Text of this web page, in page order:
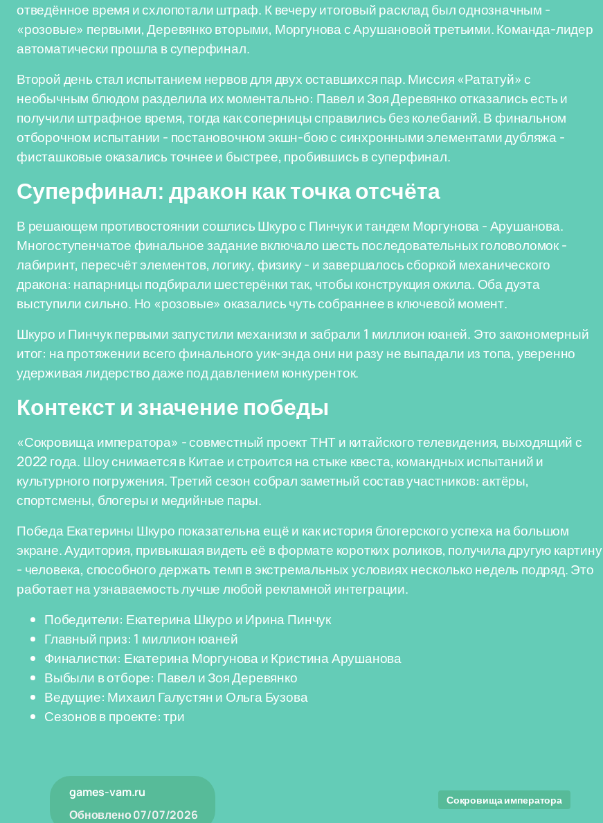
отведённое время и схлопотали штраф. К вечеру итоговый расклад был однозначным -
«розовые» первыми, Деревянко вторыми, Моргунова с Арушановой третьими. Команда-лидер
автоматически прошла в суперфинал.
Второй день стал испытанием нервов для двух оставшихся пар. Миссия «Рататуй» с
необычным блюдом разделила их моментально: Павел и Зоя Деревянко отказались есть и
получили штрафное время, тогда как соперницы справились без колебаний. В финальном
отборочном испытании - постановочном экшн-бою с синхронными элементами дубляжа -
фисташковые оказались точнее и быстрее, пробившись в суперфинал.
Суперфинал: дракон как точка отсчёта
В решающем противостоянии сошлись Шкуро с Пинчук и тандем Моргунова - Арушанова.
Многоступенчатое финальное задание включало шесть последовательных головоломок -
лабиринт, пересчёт элементов, логику, физику - и завершалось сборкой механического
дракона: напарницы подбирали шестерёнки так, чтобы конструкция ожила. Оба дуэта
выступили сильно. Но «розовые» оказались чуть собраннее в ключевой момент.
Шкуро и Пинчук первыми запустили механизм и забрали 1 миллион юаней. Это закономерный
итог: на протяжении всего финального уик-энда они ни разу не выпадали из топа, уверенно
удерживая лидерство даже под давлением конкуренток.
Контекст и значение победы
«Сокровища императора» - совместный проект ТНТ и китайского телевидения, выходящий с
2022 года. Шоу снимается в Китае и строится на стыке квеста, командных испытаний и
культурного погружения. Третий сезон собрал заметный состав участников: актёры,
спортсмены, блогеры и медийные пары.
Победа Екатерины Шкуро показательна ещё и как история блогерского успеха на большом
экране. Аудитория, привыкшая видеть её в формате коротких роликов, получила другую картину
- человека, способного держать темп в экстремальных условиях несколько недель подряд. Это
работает на узнаваемость лучше любой рекламной интеграции.
Победители: Екатерина Шкуро и Ирина Пинчук
Главный приз: 1 миллион юаней
Финалистки: Екатерина Моргунова и Кристина Арушанова
Выбыли в отборе: Павел и Зоя Деревянко
Ведущие: Михаил Галустян и Ольга Бузова
Сезонов в проекте: три
games-vam.ru
Обновлено07/07/2026
Сокровища императора